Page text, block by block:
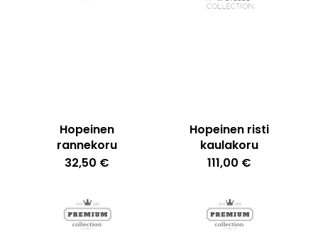
Hopeinen
rannekoru
32,50 €
Hopeinen risti
kaulakoru
111,00 €